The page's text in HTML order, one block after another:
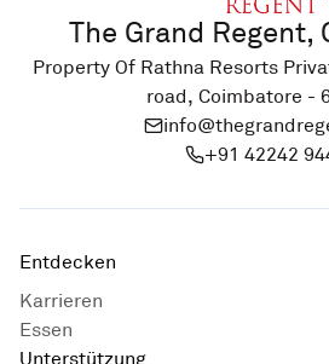
The Grand Regent,
Property Of Rathna Resorts
road, Coimbatore -
+91 42242
Entdecken
Karrieren
Essen